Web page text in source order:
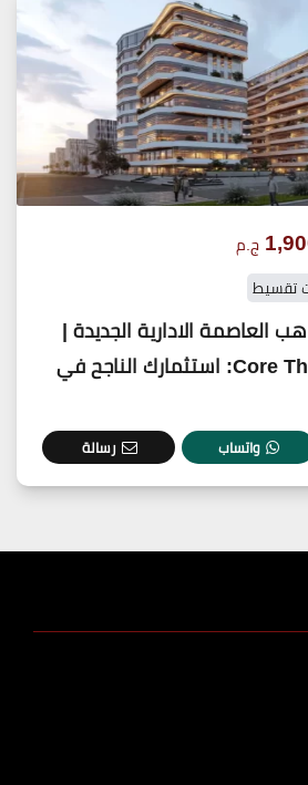
ج.م
العاصمة الادارية الجديدة |
Core The Business Hub: استثمارك الناجح في
واتساب رسالة